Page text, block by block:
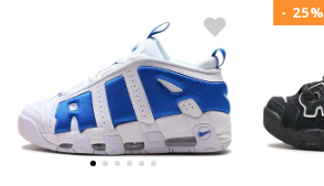
- 25%